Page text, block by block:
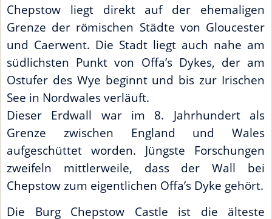
Chepstow liegt direkt auf der ehemaligen
Grenze der römischen Städte von Gloucester
und Caerwent. Die Stadt liegt auch nahe am
südlichsten Punkt von Offa’s Dykes, der am
Ostufer des Wye beginnt und bis zur Irischen
See in Nordwales verläuft.
Dieser Erdwall war im 8. Jahrhundert als
Grenze zwischen England und Wales
aufgeschüttet worden. Jüngste Forschungen
zweifeln mittlerweile, dass der Wall bei
Chepstow zum eigentlichen Offa’s Dyke gehört.
Die Burg Chepstow Castle ist die älteste